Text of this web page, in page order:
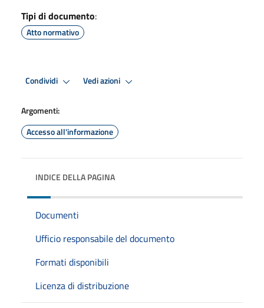
Tipi di documento:
Atto normativo
Condividi Vedi azioni
Argomenti:
Accesso all'informazione
INDICE DELLA PAGINA
Documenti
Ufficio responsabile del documento
Formati disponibili
Licenza di distribuzione